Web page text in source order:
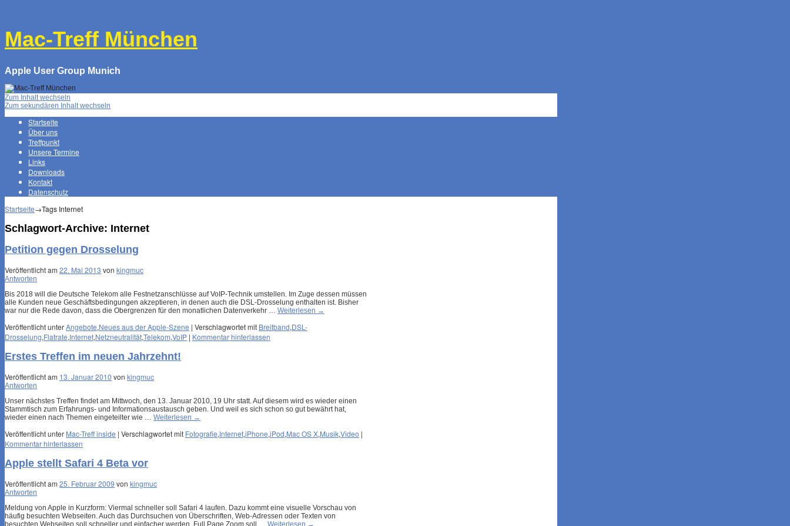
Mac-Treff München
Apple User Group Munich
Zum Inhalt wechseln
Zum sekundären Inhalt wechseln
Startseite
Über uns
Treffpunkt
Unsere Termine
Links
Downloads
Kontakt
Datenschutz
Startseite→Tags Internet
Schlagwort-Archive: Internet
Petition gegen Drosselung
Veröffentlicht am 22. Mai 2013 von kingmuc
Antworten
Bis 2018 will die Deutsche Telekom alle Festnetzanschlüsse auf VoIP-Technik umstellen. Im Zuge dessen müssen
alle Kunden neue Geschäftsbedingungen akzeptieren, in denen auch die DSL-Drosselung enthalten ist. Bisher
war nur die Rede davon, dass die Obergrenzen für den monatlichen Datenverkehr … Weiterlesen →
Veröffentlicht unterAngebote,Neues aus der Apple-Szene | Verschlagwortet mit Breitband,DSL-
Drosselung,Flatrate,Internet,Netzneutralität,Telekom,VoIP | Kommentar hinterlassen
Erstes Treffen im neuen Jahrzehnt!
Veröffentlicht am 13. Januar 2010 von kingmuc
Antworten
Unser nächstes Treffen findet am Mittwoch, den 13. Januar 2010, 19 Uhr statt. Auf diesem wird es wieder einen
Stammtisch zum Erfahrungs- und Informationsaustausch geben. Und weil es sich schon so gut bewährt hat,
wieder einen nach Themen eingeteilter wie … Weiterlesen →
Veröffentlicht unter Mac-Treff inside | Verschlagwortet mit Fotografie,Internet,iPhone,iPod,Mac OS X,Musik,Video |
Kommentar hinterlassen
Apple stellt Safari 4 Beta vor
Veröffentlicht am 25. Februar 2009 von kingmuc
Antworten
Meldung von Apple in Kurzform: Viermal schneller soll Safari 4 laufen. Dazu kommt eine visuelle Vorschau von
häufig besuchten Webseiten. Auch das Durchsuchen von Überschriften, Web-Adressen oder Texten von
besuchten Webseiten soll schneller und einfacher werden. Full Page Zoom soll … Weiterlesen →